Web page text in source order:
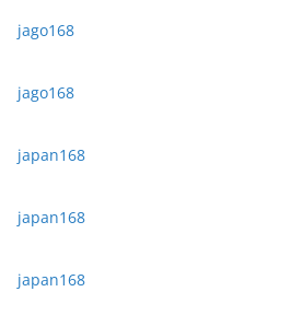
jago168
jago168
japan168
japan168
japan168